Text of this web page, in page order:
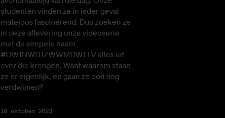
studenten vinden ze in ieder geval
mateloos fascinerend. Dus zoeken ze
in deze aflevering onze videoserie
met de simpele naam
#DWJNWDJZWWMDWJTV alles uit
over die krengen. Want waarom staan
ze er eigenlijk, en gaan ze ooit nog
verdwijnen?
18 oktober 2023